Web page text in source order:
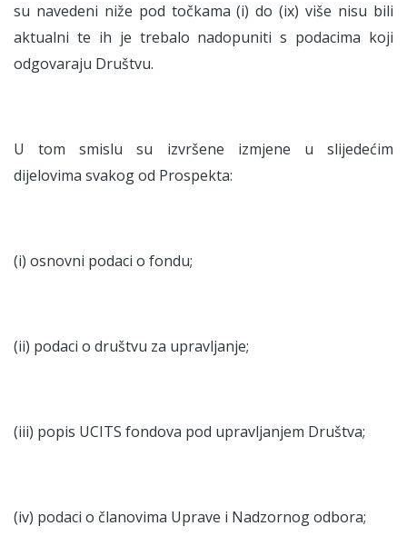
su navedeni niže pod točkama (i) do (ix) više nisu bili
aktualni te ih je trebalo nadopuniti s podacima koji
odgovaraju Društvu.
U tom smislu su izvršene izmjene u slijedećim
dijelovima svakog od Prospekta:
(i) osnovni podaci o fondu;
(ii) podaci o društvu za upravljanje;
(iii) popis UCITS fondova pod upravljanjem Društva;
(iv) podaci o članovima Uprave i Nadzornog odbora;